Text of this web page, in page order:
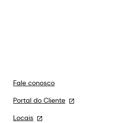
Fale conosco
Portal do Cliente
Locais